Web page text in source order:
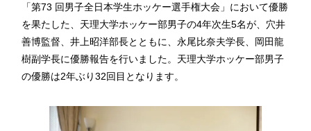
「第73 回男子全日本学生ホッケー選手権大会」において優勝
を果たした、天理大学ホッケー部男子の4年次生5名が、穴井
善博監督、井上昭洋部長とともに、永尾比奈夫学長、岡田龍
樹副学長に優勝報告を行いました。天理大学ホッケー部男子
の優勝は2年ぶり32回目となります。